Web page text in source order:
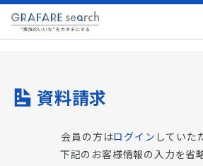
資料請求
会員の方はログイン していた
下記のお客様情報の入力を省